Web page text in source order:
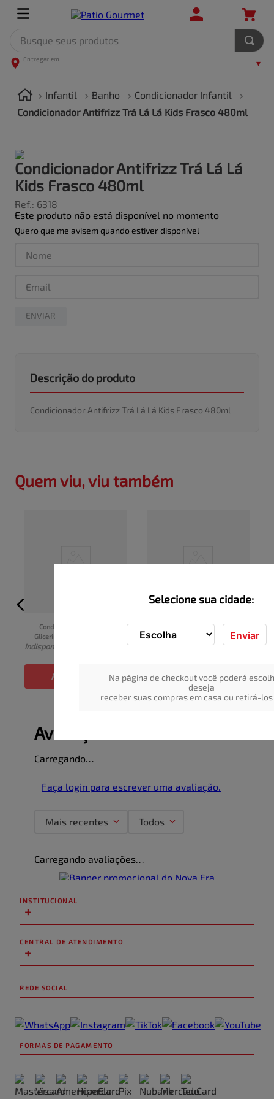
Selecione sua cidade:
Enviar
Na página de checkout você poderá
deseja
receber suas compras em casa ou retirá-
Infantil Banho
Condicionador Infantil
Condicionador Antifrizz Trá Lá Lá Kids Frasco 480ml
Condicionador Antifrizz Trá Lá Lá
Kids Frasco 480ml
Ref. : 6318
Este produto não está disponível no momento
Quero que me avisem quando estiver disponível
ENVIAR
Descrição do produto
Condicionador Antifrizz Trá Lá Lá Kids Frasco 480ml
Quem viu, viu também
Condicionador Hidratação
Glicerinada Dove Baby
Frasco 200ml
Indisponível
ADICIONAR
Condicionador Infantil
TURMA DA XUXINHA Baruel
Sono Tranquilo Frasco
Indisponível
ADICIONAR
Avaliações
Carregando…
Faça login para escrever uma avaliação.
Mais recentes Todos
Carregando avaliações…
INSTITUCIONAL
+
CENTRAL DE ATENDIMENTO
+
REDE SOCIAL
FORMAS DE PAGAMENTO
TERMOS MAIS BUSCADOS
2º
5º fralda